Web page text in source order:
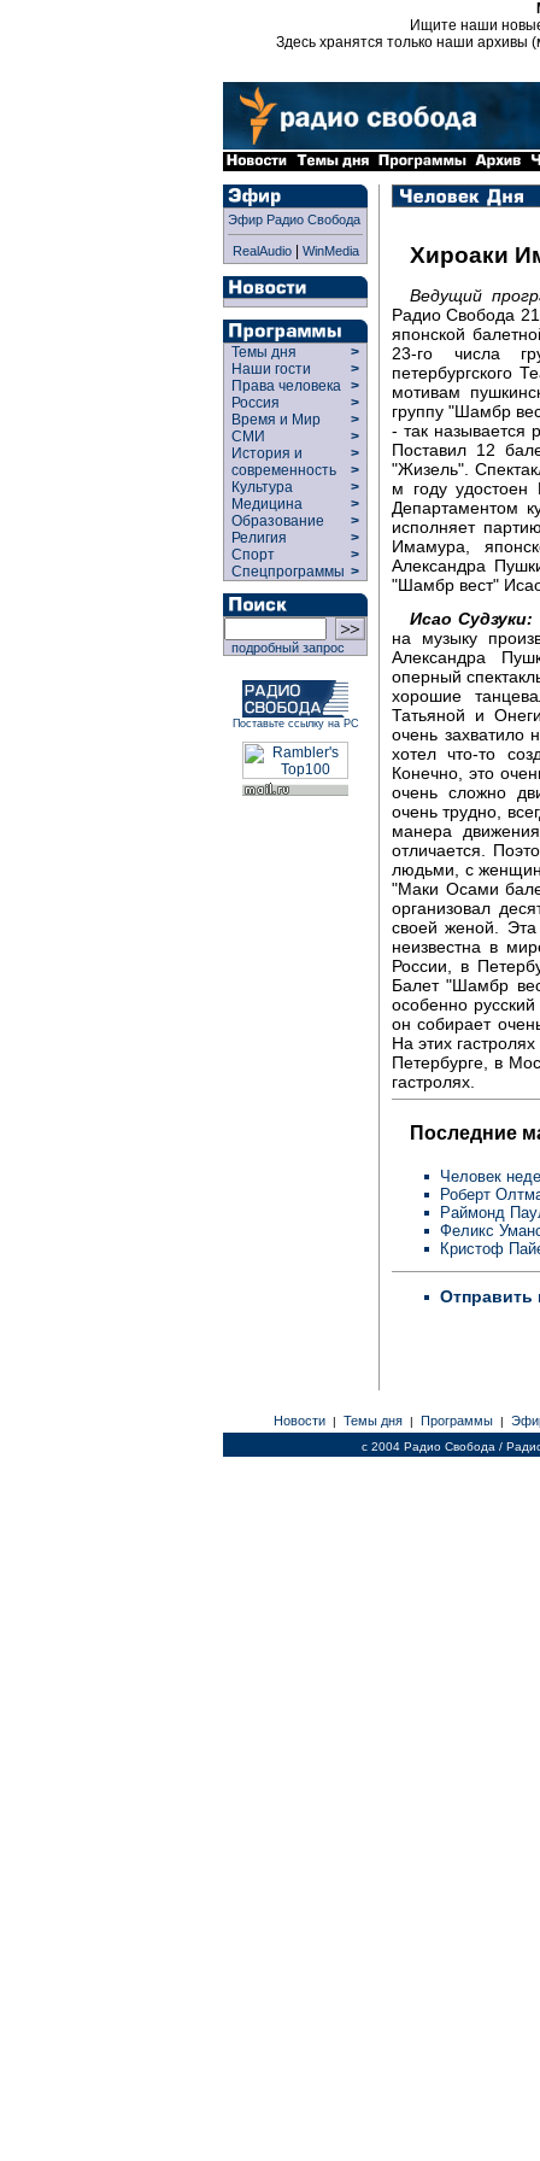
Ищите наши
Здесь хранятся только наши архивы
Эфир Радио Свобода
RealAudio| WinMedia
Темы дня
>
Наши гости
>
Права человека >
Россия
>
Время и Мир
>
СМИ
>
История и
современность
>
>
Культура
>
Медицина
>
Образование
>
Религия
>
Спорт
>
Спецпрограммы >
подробный запрос
Поставьте ссылку на РС
Хироаки
Ведущий
Радио Свобода
японской
23-го числа
петербургского
мотивам
группу "Шамбр
- так называется
Поставил 12
"Жизель".
м году удостоен
Департаментом
исполняет
Имамура,
Александра
"Шамбр вест"
Исао Судзуки:
на музыку
Александра
оперный
хорошие
Татьяной и
очень захватило
хотел что-то
Конечно, это
очень сложно
очень трудно,
манера
отличается.
людьми, с
"Маки Осами
организовал
своей женой.
неизвестна в
России, в
Балет "Шамбр
особенно
он собирает
На этих
Петербурге, в
гастролях.
Последние
Человек
Роберт
Раймонд
Феликс
Кристоф
Отправить
Новости | Темы дня | Программы |
c 2004 Радио Свобода /